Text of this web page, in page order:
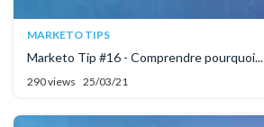
MARKETO TIPS
Marketo Tip #16 - Comprendre pourquoi...
290 views 25/03/21